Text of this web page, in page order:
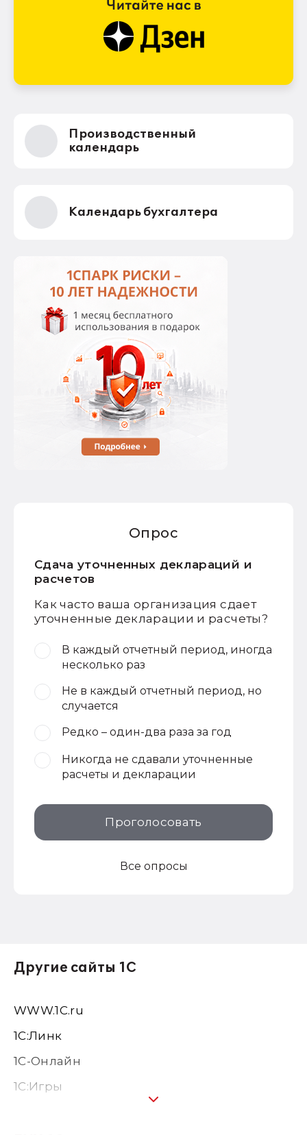
Производственный
календарь
Календарь бухгалтера
Опрос
Сдача уточненных деклараций и
расчетов
Как часто ваша организация сдает
уточненные декларации и расчеты?
В каждый отчетный период, иногда
несколько раз
Не в каждый отчетный период, но
случается
Редко – один-два раза за год
Никогда не сдавали уточненные
расчеты и декларации
Проголосовать
Все опросы
Другие сайты 1С
WWW.1С.ru
1С:Линк
1С-Онлайн
1C:Игры